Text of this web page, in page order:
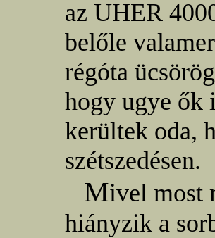
az UHER
belőle
régóta
hogy ugye ők
kerültek oda,
szétszedésen.
Mivel most
hiányzik a